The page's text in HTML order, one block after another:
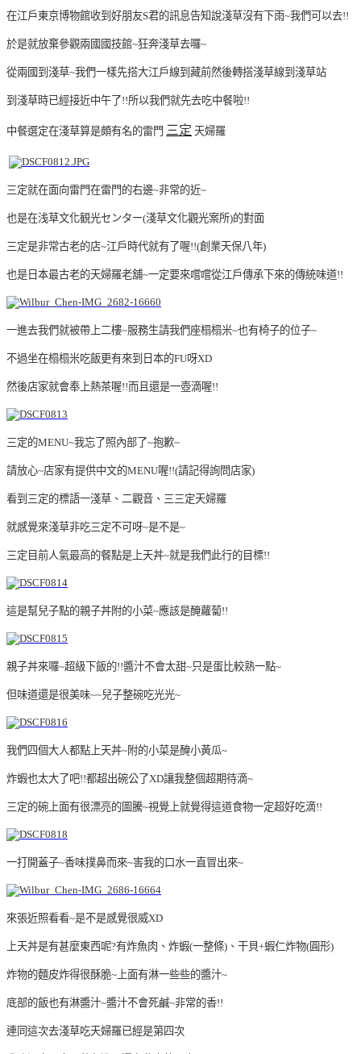
在江戶東京博物館收到好朋友S君的訊息告知說淺草沒有下雨~我們可以去!!
於是就放棄參觀兩國國技館~狂奔淺草去囉~
從兩國到淺草~我們一樣先搭大江戶線到藏前然後轉搭淺草線到淺草站
到淺草時已經接近中午了!!所以我們就先去吃中餐啦!!
中餐選定在淺草算是頗有名的雷門 三定 天婦羅
三定就在面向雷門在雷門的右邊~非常的近~
也是在浅草文化観光センター(淺草文化觀光案所)的對面
三定是非常古老的店~江戶時代就有了喔!!(創業天保八年)
也是日本最古老的天婦羅老舖~一定要來嚐嚐從江戶傳承下來的傳統味道!!
一進去我們就被帶上二樓~服務生請我們座榻榻米~也有椅子的位子~
不過坐在榻榻米吃飯更有來到日本的FU呀XD
然後店家就會奉上熱茶喔!!而且還是一壺滴喔!!
三定的MENU~我忘了照內部了~抱歉~
請放心~店家有提供中文的MENU喔!!(請記得詢問店家)
看到三定的標語一淺草、二觀音、三三定天婦羅
就感覺來淺草非吃三定不可呀~是不是~
三定目前人氣最高的餐點是上天丼~就是我們此行的目標!!
這是幫兒子點的親子丼附的小菜~應該是醃蘿蔔!!
親子丼來囉~超級下飯的!!醬汁不會太甜~只是蛋比較熟一點~
但味道還是很美味~~兒子整碗吃光光~
我們四個大人都點上天丼~附的小菜是醃小黃瓜~
炸蝦也太大了吧!!都超出碗公了XD讓我整個超期待滴~
三定的碗上面有很漂亮的圖騰~視覺上就覺得這道食物一定超好吃滴!!
一打開蓋子~香味撲鼻而來~害我的口水一直冒出來~
來張近照看看~是不是感覺很威XD
上天丼是有甚麼東西呢?有炸魚肉、炸蝦(一整條)、干貝+蝦仁炸物(圓形)
炸物的麵皮炸得很酥脆~上面有淋一些些的醬汁~
底部的飯也有淋醬汁~醬汁不會死鹹~非常的香!!
連同這次去淺草吃天婦羅已經是第四次